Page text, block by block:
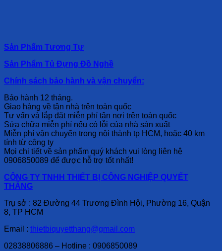
Sản Phẩm Tương Tự
Sản Phẩm Tủ Đựng Đồ Nghề
Chính sách bảo hành và vận chuyển:
Bảo hành 12 tháng.
Giao hàng về tận nhà trên toàn quốc
Tư vấn và lắp đặt miễn phí tận nơi trên toàn quốc
Sửa chữa miễn phí nếu có lỗi của nhà sản xuất
Miễn phí vận chuyển trong nội thành tp HCM, hoặc 40 km
tính từ công ty
Mọi chi tiết về sản phẩm quý khách vui lòng liên hệ
0906850089 để được hỗ trợ tốt nhất!
CÔNG TY TNHH THIẾT BỊ CÔNG NGHIỆP QUYẾT
THẮNG
Trụ sở : 82 Đường 44 Trương Đình Hội, Phường 16, Quận
8, TP HCM
Email : thietbiquyetthang@gmail.com
02838806886 – Hotline : 0906850089